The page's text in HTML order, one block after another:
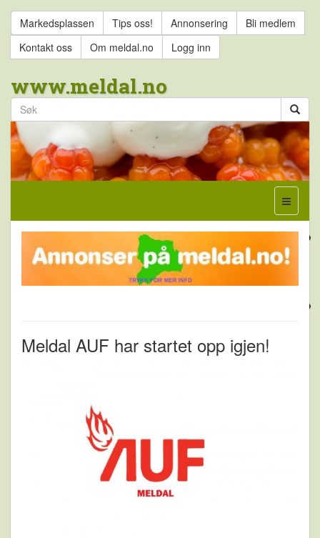
Markedsplassen Tips oss! Annonsering
Bli medlem
Kontakt oss
Om meldal.no Logg inn
www.meldal.no
Meldal AUF har startet opp igjen!